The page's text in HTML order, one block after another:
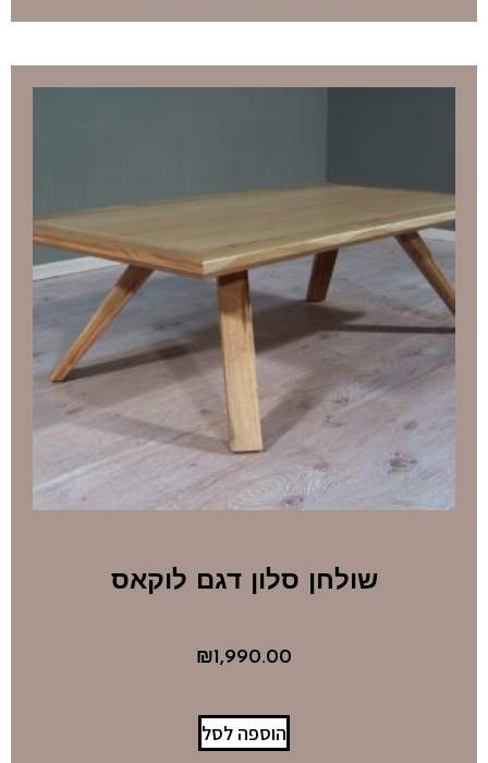
שולחן סלון דגם לוקאס
₪1,990.00
הוספה לסל